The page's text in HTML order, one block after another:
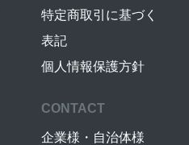
特定商取引に基づく
表記
個人情報保護方針
CONTACT
企業様・自治体様